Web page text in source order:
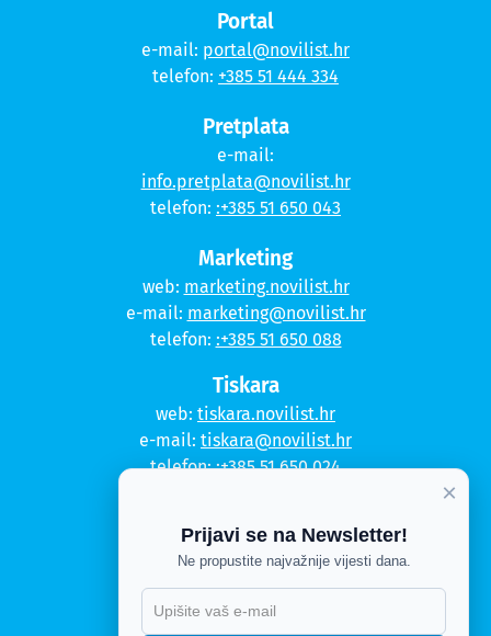
Portal
e-mail: portal@novilist.hr
telefon: +385 51 444 334
Pretplata
e-mail:
info.pretplata@novilist.hr
telefon: :+385 51 650 043
Marketing
web: marketing.novilist.hr
e-mail: marketing@novilist.hr
telefon: :+385 51 650 088
Tiskara
web: tiskara.novilist.hr
e-mail: tiskara@novilist.hr
telefon::+385 51 650 024
Kontakt
Politika privatnosti
Politika kolačića
×
Prijavi se na Newsletter!
Ne propustite najvažnije vijesti dana.